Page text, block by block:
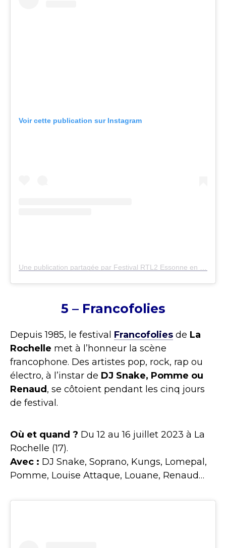
Voir cette publication sur Instagram
5 – Francofolies
Depuis 1985, le festival Francofolies de La
Rochelle met à l’honneur la scène
francophone. Des artistes pop, rock, rap ou
électro, à l’instar de DJ Snake, Pomme ou
Renaud , se côtoient pendant les cinq jours
de festival.
Où et quand ? Du 12 au 16 juillet 2023 à La
Rochelle (17).
Avec : DJ Snake, Soprano, Kungs, Lomepal,
Pomme, Louise Attaque, Louane, Renaud…